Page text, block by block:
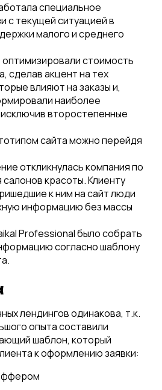
специальное
с текущей ситуацией в
малого и среднего
стоимость
сделав акцент на тех
влияют на заказы и,
наиболее
второстепенные
сайта можно перейдя
откликнулась компания по
красоты. Клиенту
к ним на сайт люди
информацию без массы
Professional было собрать
согласно шаблону
лендингов одинакова, т.к.
опыта составили
шаблон, который
к оформлению заявки: